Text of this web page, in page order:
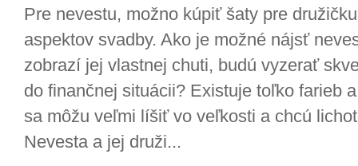
Pre nevestu, možno kúpiť šaty pre
aspektov svadby. Ako je možné nájsť
zobrazí jej vlastnej chuti, budú vyzerať
do finančnej situácii? Existuje toľko farieb
sa môžu veľmi líšiť vo veľkosti a chcú
Nevesta a jej druži...